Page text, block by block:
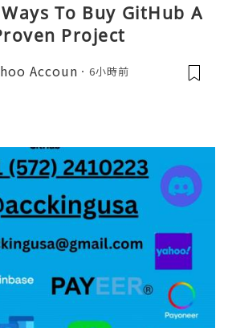
To Buy GitHub A
Project
Accoun 6小時前